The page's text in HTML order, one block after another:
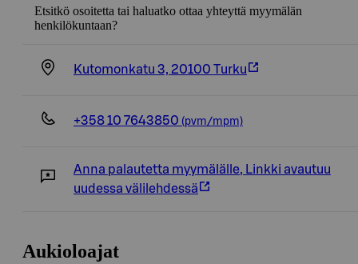
Etsitkö osoitetta tai haluatko ottaa yhteyttä myymälän
henkilökuntaan?
Kutomonkatu 3, 20100 Turku
+358 10 7643850 (pvm/mpm)
Anna palautetta myymälälle, Linkki avautuu
uudessa välilehdessä
Aukioloajat